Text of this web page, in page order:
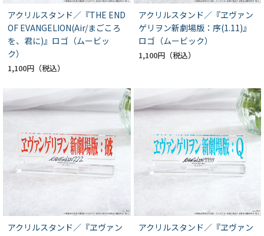
アクリルスタンド／『THE END
OF EVANGELION(Air/まごころ
を、君に)』ロゴ（ムービッ
ク）
1,100円
アクリルスタンド／『ヱヴァン
ゲリヲン新劇場版：序(1.11)』
ロゴ（ムービック）
1,100円
アクリルスタンド／『ヱヴァン
アクリルスタンド／『ヱヴァン